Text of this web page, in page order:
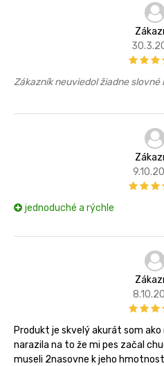
Zákazník neuviedol žiadne slovné
jednoduché a rýchle
Produkt je skvelý akurát som
narazila na to že mi pes začal
museli 2nasovne k jeho